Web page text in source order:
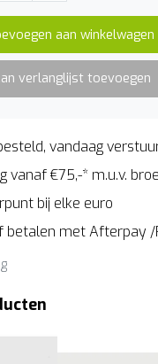
aan winkelwagen
verlanglijst toevoegen
vandaag
vanaf €75,-* m.u.v.
bij elke euro
betalen met Afterpay /